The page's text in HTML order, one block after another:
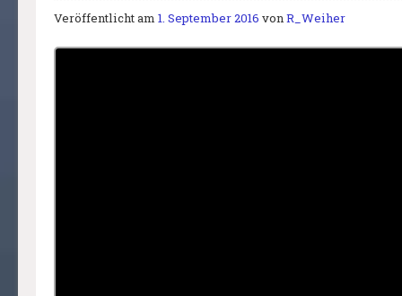
Veröffentlicht am 1. September 2016 vonR_Weiher